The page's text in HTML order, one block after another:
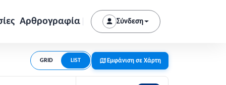
Αρθρογραφία Σύνδεση
GRID LIST Εμφάνιση σε Χάρτη